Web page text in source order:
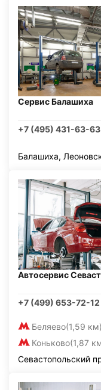
Сервис Балашиха
+7 (495) 431-63-63
Балашиха,
Автосервис
+7 (499) 653-72-12
Беляево(1,59 км)
Коньково(1,87
Севастопольский